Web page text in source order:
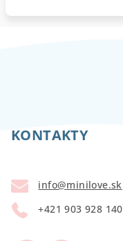
KONTAKTY
info@minilove.sk
+421 903 928 140